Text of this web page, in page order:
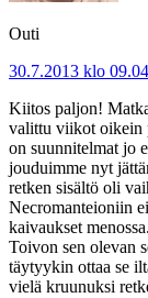
Outi
30.7.2013 klo 09.04
Kiitos paljon!
valittu viikot oikein
on suunnitelmat jo
jouduimme nyt
retken sisältö oli
Necromanteioniin
kaivaukset
Toivon sen olevan
täytyykin ottaa se
vielä kruunuksi